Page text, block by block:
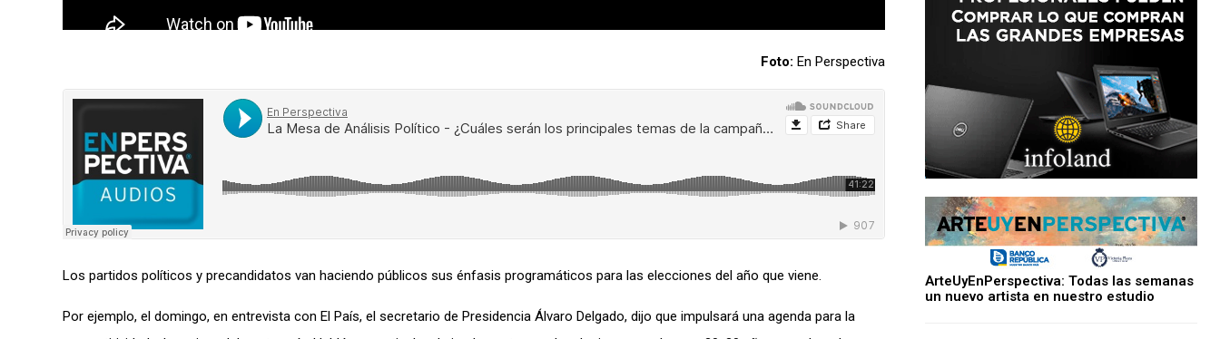
Foto: En Perspectiva
Los partidos políticos y precandidatos van haciendo públicos sus énfasis programáticos para las elecciones del año que viene.
Por ejemplo, el domingo, en entrevista con El País, el secretario de Presidencia Álvaro Delgado, dijo que impulsará una agenda para la
ArteUyEnPerspectiva: Todas las semanas
un nuevo artista en nuestro estudio